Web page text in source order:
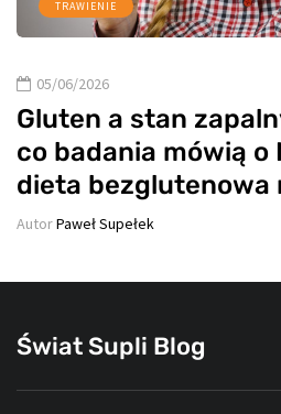
TRAWIENIE
05/06/2026
Gluten a stan
co badania mówią o
dieta bezglutenowa
AutorPaweł Supełek
Świat Supli Blog